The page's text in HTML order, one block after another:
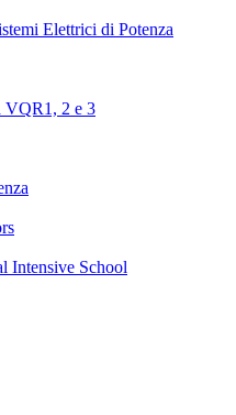
Elettrici di Potenza
VQR1, 2 e 3
Intensive School